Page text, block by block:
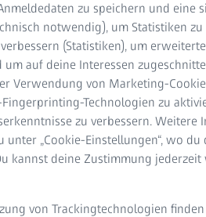
Kontaktieren Sie uns
Hochpräzise
Motorisierte
Anwendung
Exakte
Bedingungen
zu speichern und eine
notwendig), um Statistiken zu
(Statistiken), um
auf deine Interessen
Verwendung von Marketing-
Technologien zu
zu verbessern. Weitere
„Cookie-Einstellungen“, wo du
kannst deine Zustimmung
von Trackingtechnologien finden